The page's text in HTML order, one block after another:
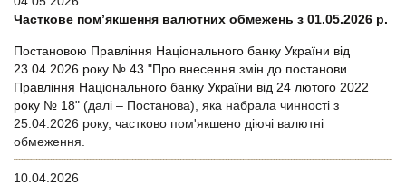
Часткове пом’якшення валютних обмежень з 01.05.2026 р.
Постановою Правління Національного банку України від
23.04.2026 року № 43 "Про внесення змін до постанови
Правління Національного банку України від 24 лютого 2022
року № 18" (далі – Постанова), яка набрала чинності з
25.04.2026 року, частково пом'якшено діючі валютні
обмеження.
10.04.2026